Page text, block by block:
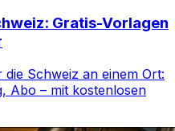
Gratis-Vorlagen
Schweiz an einem Ort:
Abo – mit kostenlosen